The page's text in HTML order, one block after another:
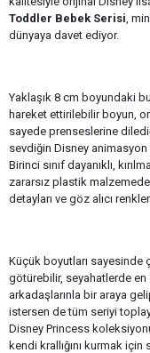
Toddler Bebek Serisi ,
dünyaya davet ediyor.
Yaklaşık 8 cm boyundaki
hareket ettirilebilir boyun,
sayede prenseslerine
sevdiğin Disney
Birinci sınıf dayanıklı,
zararsız plastik
detayları ve göz alıcı
Küçük boyutları sayesinde
götürebilir, seyahatlerde
arkadaşlarınla bir araya
istersen de tüm seriyi
Disney Princess
kendi krallığını kurmak